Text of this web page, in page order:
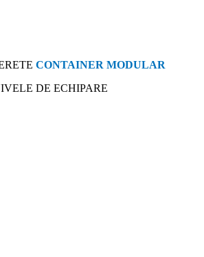
CONTAINER MODULAR
DE ECHIPARE